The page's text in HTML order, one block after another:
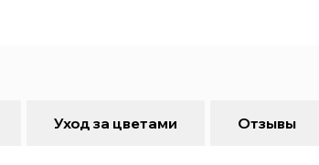
Уход за цветами Отзывы